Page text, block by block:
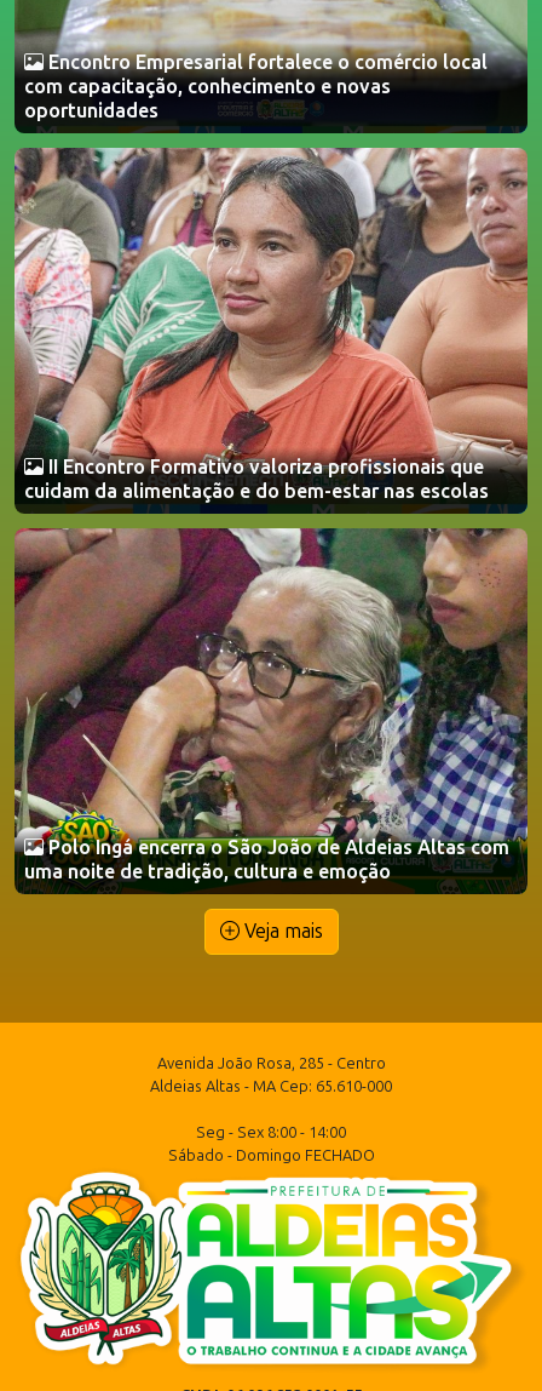
Encontro Empresarial fortalece o comércio local
com capacitação, conhecimento e novas
oportunidades
II Encontro Formativo valoriza profissionais que
cuidam da alimentação e do bem-estar nas escolas
Polo Ingá encerra o São João de Aldeias Altas com
uma noite de tradição, cultura e emoção
Veja mais
Avenida João Rosa, 285 - Centro
Aldeias Altas - MA Cep: 65.610-000
Seg - Sex 8:00 - 14:00
Sábado - Domingo FECHADO